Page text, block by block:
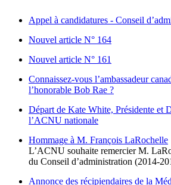
Appel à candidatures - Conseil
Nouvel article N° 164
Nouvel article N° 161
Connaissez-vous l’ambassadeur
l’honorable Bob Rae ?
Départ de Kate White, Présidente et
l’ACNU nationale
Hommage à M. François LaRochelle
L’ACNU souhaite remercier M.
du Conseil d’administration (2014-
Annonce des récipiendaires de la